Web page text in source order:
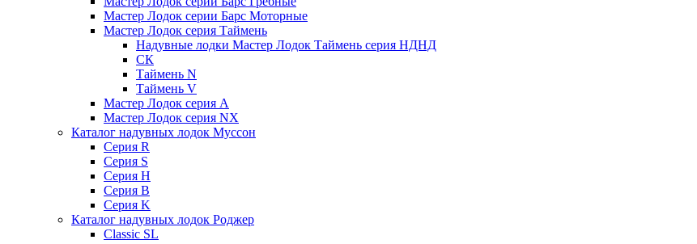
Мастер Лодок серии Барс Моторные
Мастер Лодок серия Таймень
Надувные лодки Мастер Лодок Таймень серия НДНД
СК
Таймень N
Таймень V
Мастер Лодок серия А
Мастер Лодок серия NX
Каталог надувных лодок Муссон
Серия R
Серия S
Серия H
Серия B
Серия K
Каталог надувных лодок Роджер
Classic SL